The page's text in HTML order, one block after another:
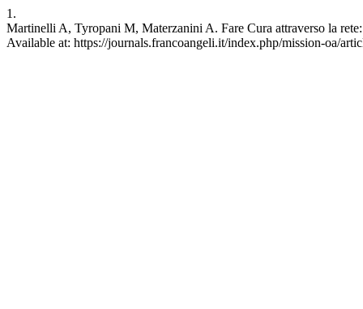
1.
Martinelli A, Tyropani M, Materzanini A. Fare Cura attraverso la
Available at: https://journals.francoangeli.it/index.php/mission-oa/